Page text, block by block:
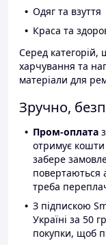
Одяг та взуття
Краса та
Серед
харчування та
матеріали для
Зручно,
Пром-оплата
отримує кошти
забере
повертаються
треба
З підпискою
Україні за 50
покупки, щоб